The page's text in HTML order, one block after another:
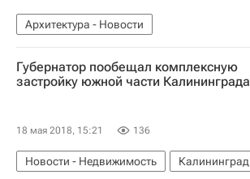
Архитектура - Новости
Новости - Недвижимость
Калининград
Александр Плутник
АИЖК
Городская среда
Россия
Губернатор пообещал комплексную
застройку южной части Калининграда
18 мая 2018, 15:21 136
Новости - Недвижимость
Калининград